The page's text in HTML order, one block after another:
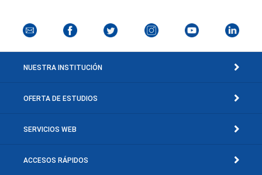
NUESTRA INSTITUCIÓN
OFERTA DE ESTUDIOS
SERVICIOS WEB
ACCESOS RÁPIDOS